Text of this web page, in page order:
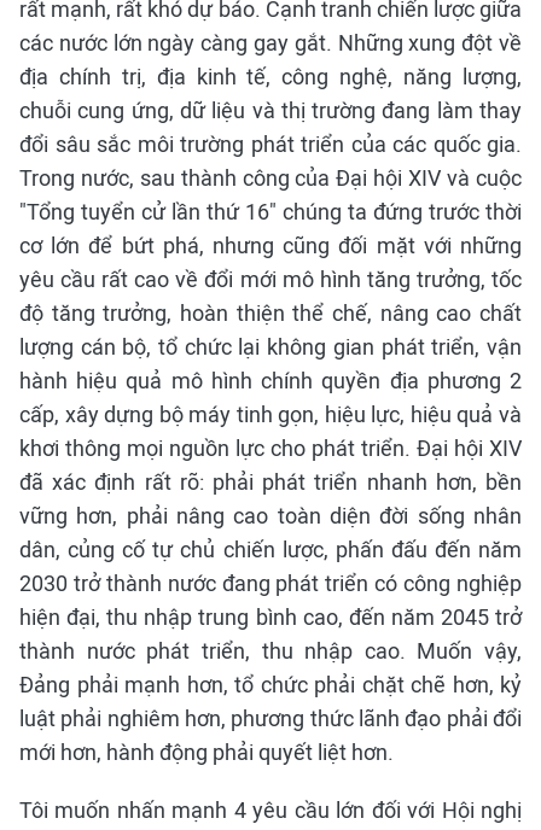
rất mạnh, rất khó dự báo. Cạnh tranh chiến lược giữa
các nước lớn ngày càng gay gắt. Những xung đột về
địa chính trị, địa kinh tế, công nghệ, năng lượng,
chuỗi cung ứng, dữ liệu và thị trường đang làm thay
đổi sâu sắc môi trường phát triển của các quốc gia.
Trong nước, sau thành công của Đại hội XIV và cuộc
"Tổng tuyển cử lần thứ 16" chúng ta đứng trước thời
cơ lớn để bứt phá, nhưng cũng đối mặt với những
yêu cầu rất cao về đổi mới mô hình tăng trưởng, tốc
độ tăng trưởng, hoàn thiện thể chế, nâng cao chất
lượng cán bộ, tổ chức lại không gian phát triển, vận
hành hiệu quả mô hình chính quyền địa phương 2
cấp, xây dựng bộ máy tinh gọn, hiệu lực, hiệu quả và
khơi thông mọi nguồn lực cho phát triển. Đại hội XIV
đã xác định rất rõ: phải phát triển nhanh hơn, bền
vững hơn, phải nâng cao toàn diện đời sống nhân
dân, củng cố tự chủ chiến lược, phấn đấu đến năm
2030 trở thành nước đang phát triển có công nghiệp
hiện đại, thu nhập trung bình cao, đến năm 2045 trở
thành nước phát triển, thu nhập cao. Muốn vậy,
Đảng phải mạnh hơn, tổ chức phải chặt chẽ hơn, kỷ
luật phải nghiêm hơn, phương thức lãnh đạo phải đổi
mới hơn, hành động phải quyết liệt hơn.
Tôi muốn nhấn mạnh 4 yêu cầu lớn đối với Hội nghị